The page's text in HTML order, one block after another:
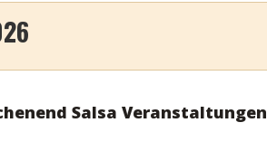
Salsa Veranstaltungen